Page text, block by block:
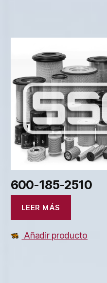
600-185-2510
LEER MÁS
Añadir producto